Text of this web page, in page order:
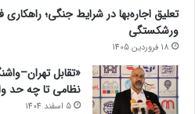
تعلیق اجاره‌بها در شرایط جنگی؛
ورشکستگی
18 فروردین 1405
«تقابل
نظامی تا چه حد
5 اسفند 1404